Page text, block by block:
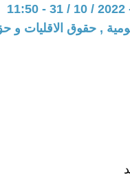
, حقوق الاقليات و